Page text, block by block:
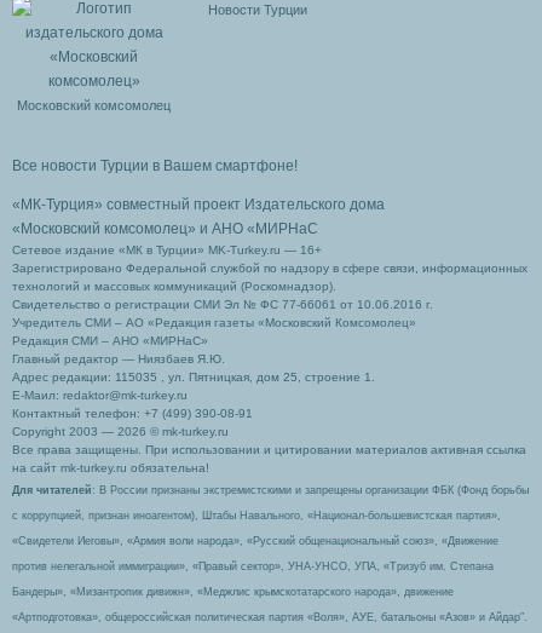
Московский комсомолец
Новости Турции
Все новости Турции в Вашем смартфоне!
«МК-Турция» совместный проект Издательского дома
«Московский комсомолец» и АНО «МИРНаС
Сетевое издание «МК в Турции» MK-Turkey.ru — 16+
Зарегистрировано Федеральной службой по надзору в сфере связи, информационных
технологий и массовых коммуникаций (Роскомнадзор).
Свидетельство о регистрации СМИ Эл № ФС 77-66061 от 10.06.2016 г.
Учредитель СМИ – АО «Редакция газеты «Московский Комсомолец»
Редакция СМИ – АНО «МИРНаС»
Главный редактор — Ниязбаев Я.Ю.
Адрес редакции: 115035 , ул. Пятницкая, дом 25, строение 1.
Е-Маил: redaktor@mk-turkey.ru
Контактный телефон: +7 (499) 390-08-91
Copyright 2003 — 2026 © mk-turkey.ru
Все права защищены. При использовании и цитировании материалов активная ссылка
на сайт mk-turkey.ru обязательна!
Для читателей : В России признаны экстремистскими и запрещены организации ФБК (Фонд борьбы
с коррупцией, признан иноагентом), Штабы Навального, «Национал-большевистская партия»,
«Свидетели Иеговы», «Армия воли народа», «Русский общенациональный союз», «Движение
против нелегальной иммиграции», «Правый сектор», УНА-УНСО, УПА, «Тризуб им. Степана
Бандеры», «Мизантропик дивижн», «Меджлис крымскотатарского народа», движение
«Артподготовка», общероссийская политическая партия «Воля», АУЕ, батальоны «Азов» и Айдар″.